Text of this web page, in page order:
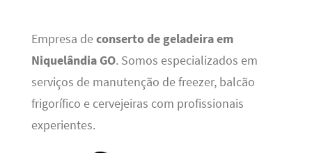
Empresa deconserto de geladeira em
Niquelândia GO. Somos especializados em
serviços de manutenção de freezer, balcão
frigorífico e cervejeiras com profissionais
experientes.